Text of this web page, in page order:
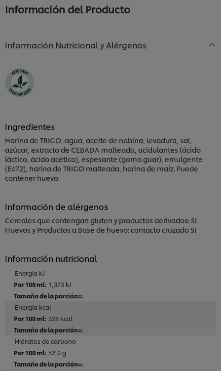
este
Información del Producto
Información Nutricional y Alérgenos
Ingredientes
Harina de TRIGO, agua, aceite de nabina, levadura, sal,
azúcar, extracto de CEBADA malteada, acidulantes (ácido
láctico, ácido acético), espesante (goma guar), emulgente
(E472), harina de TRIGO malteada, harina de maíz. Puede
contener huevo.
Información de alérgenos
Cereales que contengan gluten y productos derivados: SI
Huevos y Productos a Base de huevo: contacto cruzado SI
Información nutricional
Energía kJ
1,373 kJ
Energía kcal
328 kcal
Hidratos de carbono
52,0 g